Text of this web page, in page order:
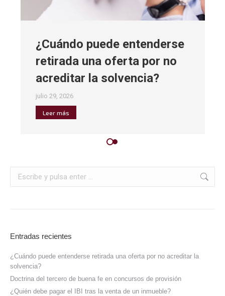
¿Cuándo puede entenderse
retirada una oferta por no
acreditar la solvencia?
julio 29, 2026
Leer más
Entradas recientes
¿Cuándo puede entenderse retirada una oferta por no acreditar la
solvencia?
Doctrina del tercero de buena fe en concursos de provisión
¿Quién debe pagar el IBI tras la venta de un inmueble?